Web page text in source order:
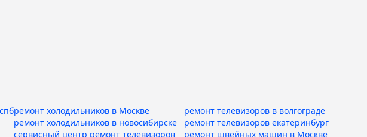
ремонт холодильников в Москве
ремонт телевизоров в волгограде
ремонт холодильников в новосибирске
ремонт телевизоров екатеринбург
сервисный центр ремонт телевизоров
ремонт швейных машин в Москве